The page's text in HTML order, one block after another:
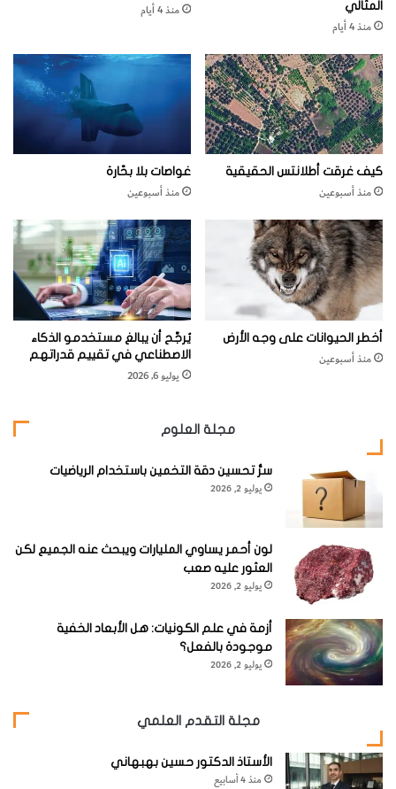
أ
ك
ل
؟
المثالي
منذ 4 أيام
منذ 4 أيام
كيف غرقت أطلانتس الحقيقية
منذ أسبوعين
غواصات بلا بحّارة
منذ أسبوعين
أخطر الحيوانات على وجه الأرض
منذ أسبوعين
يُرجَّح أن يبالغ مستخدمو الذكاء
الاصطناعي في تقييم قدراتهم
يوليو 6, 2026
مجلة العلوم
سرُّ تحسين دقة التخمين باستخدام الرياضيات
يوليو 2, 2026
لون أحمر يساوي المليارات ويبحث عنه الجميع لكن
العثور عليه صعب
يوليو 2, 2026
أزمة في علم الكونيات: هل الأبعاد الخفية
موجودة بالفعل؟
يوليو 2, 2026
مجلة التقدم العلمي
الأستاذ الدكتور حسين بهبهاني
منذ 4 أسابيع